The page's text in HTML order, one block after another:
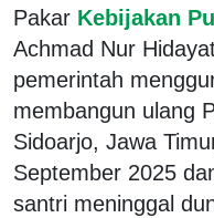
Pakar Kebijakan
Achmad Nur
pemerintah
membangun ulang
Sidoarjo, Jawa
September 2025
santri meninggal